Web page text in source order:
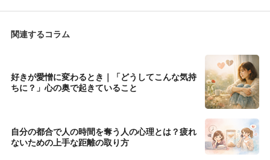
関連するコラム
好きが愛憎に変わるとき｜「どうしてこんな気持
ちに？」心の奥で起きていること
自分の都合で人の時間を奪う人の心理とは？疲れ
ないための上手な距離の取り方